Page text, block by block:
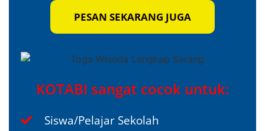
PESAN SEKARANG JUGA
KOTABI sangat cocok untuk:
Siswa/Pelajar Sekolah